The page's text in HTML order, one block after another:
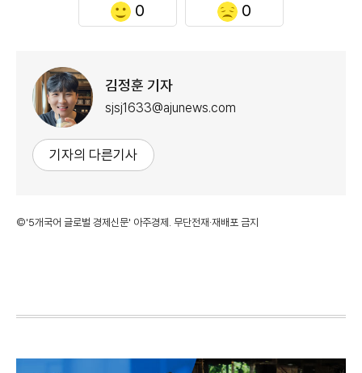
0 0
김정훈 기자
sjsj1633@ajunews.com
기자의 다른기사
©'5개국어 글로벌 경제신문' 아주경제. 무단전재·재배포 금지